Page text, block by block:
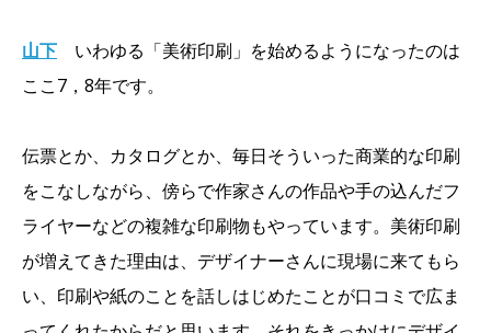
山下
いわゆる「美術印刷」を始めるようになったのは
ここ7，8年です。
伝票とか、カタログとか、毎日そういった商業的な印刷
をこなしながら、傍らで作家さんの作品や手の込んだフ
ライヤーなどの複雑な印刷物もやっています。美術印刷
が増えてきた理由は、デザイナーさんに現場に来てもら
い、印刷や紙のことを話しはじめたことが口コミで広ま